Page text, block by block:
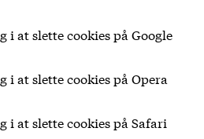
i at slette cookies på Google
i at slette cookies på Opera
i at slette cookies på Safari